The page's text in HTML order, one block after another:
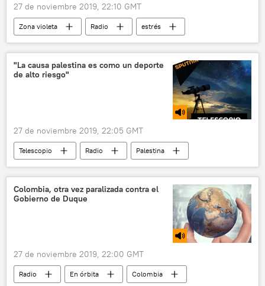
27 de noviembre 2019, 22:10 GMT
Zona violeta Radio
estrés
💗 Salud
"La causa palestina es como un deporte
de alto riesgo"
27 de noviembre 2019, 22:05 GMT
Telescopio Radio
Palestina
Israel
Cisjordania
colonos
judíos
palestinos
Colombia, otra vez paralizada contra el
Gobierno de Duque
27 de noviembre 2019, 22:00 GMT
Radio En órbita
Colombia